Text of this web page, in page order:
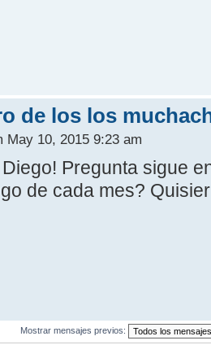
de los los
May 10, 2015 9:23 am
Pregunta sigue
de cada mes?
Mostrar mensajes previos: